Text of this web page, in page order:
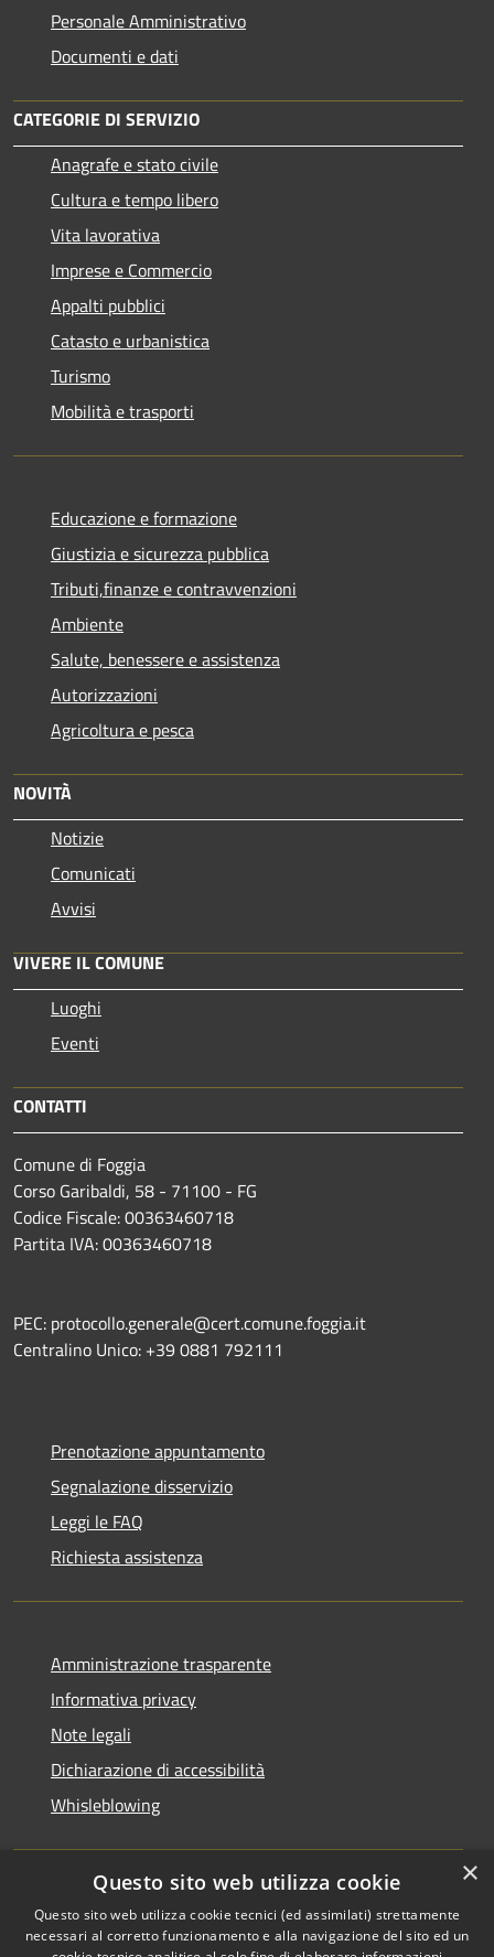
Personale Amministrativo
Documenti e dati
CATEGORIE DI SERVIZIO
Anagrafe e stato civile
Cultura e tempo libero
Vita lavorativa
Imprese e Commercio
Appalti pubblici
Catasto e urbanistica
Turismo
Mobilità e trasporti
Educazione e formazione
Giustizia e sicurezza pubblica
Tributi,finanze e contravvenzioni
Ambiente
Salute, benessere e assistenza
Autorizzazioni
Agricoltura e pesca
NOVITÀ
Notizie
Comunicati
Avvisi
VIVERE IL COMUNE
Luoghi
Eventi
CONTATTI
Comune di Foggia
Corso Garibaldi, 58 - 71100 - FG
Codice Fiscale: 00363460718
Partita IVA: 00363460718
PEC: protocollo.generale@cert.comune.foggia.it
Centralino Unico: +39 0881 792111
Prenotazione appuntamento
Segnalazione disservizio
Leggi le FAQ
Richiesta assistenza
Amministrazione trasparente
Informativa privacy
Note legali
Dichiarazione di accessibilità
Whisleblowing
RSS
Accessibilità
Copyright © 2026 • Comune di
Foggia • Powered by
×
Questo sito web utilizza cookie
Questo sito web utilizza cookie tecnici (ed assimilati) strettamente
necessari al corretto funzionamento e alla navigazione del sito ed un